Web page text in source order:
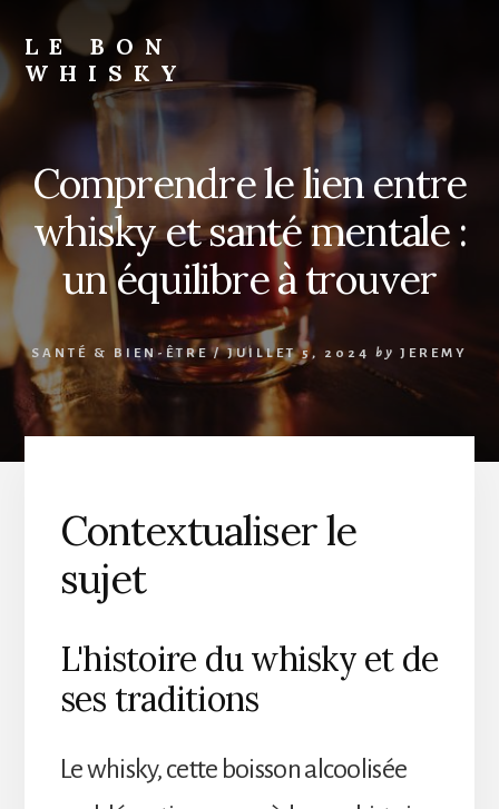
content
LE BON
WHISKY
Comprendre le lien entre
whisky et santé mentale :
un équilibre à trouver
SANTÉ & BIEN-ÊTRE / JUILLET 5, 2024 by JEREMY
Contextualiser le
sujet
L'histoire du whisky et de
ses traditions
Le whisky, cette boisson alcoolisée